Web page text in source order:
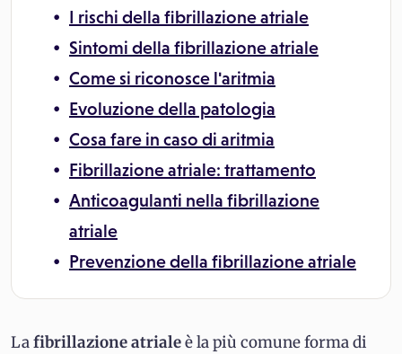
I rischi della fibrillazione atriale
Sintomi della fibrillazione atriale
Come si riconosce l'aritmia
Evoluzione della patologia
Cosa fare in caso di aritmia
Fibrillazione atriale: trattamento
Anticoagulanti nella fibrillazione
atriale
Prevenzione della fibrillazione atriale
Lafibrillazione atrialeè la più comune forma di